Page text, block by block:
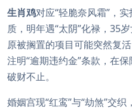
生肖鸡对应“轻脆奈风霜”，
质，明年遇“太阴”化禄，35
原被搁置的项目可能突然复
注明“逾期违约金”条款，在
破财不止。
婚姻宫现“红鸾”与“劫煞”交